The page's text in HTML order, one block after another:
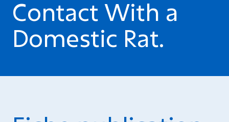
Contact With a
Domestic Rat.